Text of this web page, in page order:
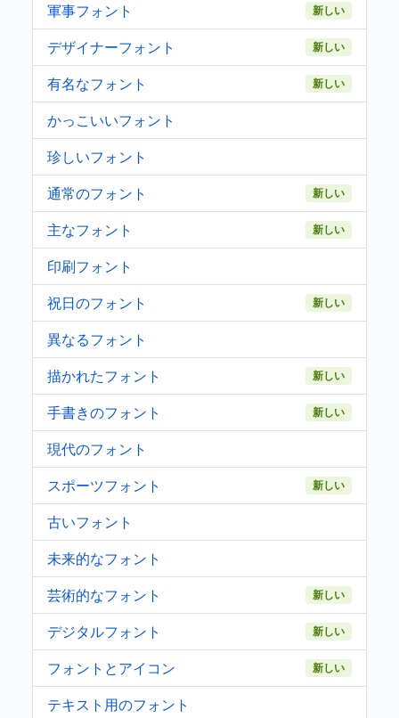
軍事フォント 新しい
デザイナーフォント 新しい
有名なフォント 新しい
かっこいいフォント
珍しいフォント
通常のフォント
新しい
主なフォント 新しい
印刷フォント
祝日のフォント
新しい
異なるフォント
描かれたフォント
新しい
手書きのフォント 新しい
現代のフォント
スポーツフォント
新しい
古いフォント
未来的なフォント
芸術的なフォント
新しい
デジタルフォント 新しい
フォントとアイコン 新しい
テキスト用のフォント